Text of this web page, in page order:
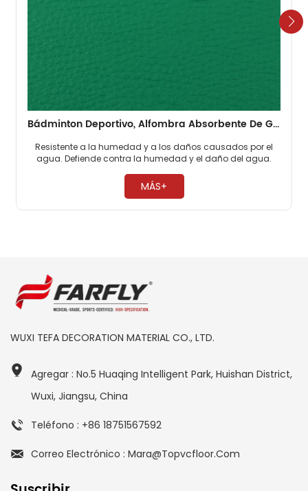
Bádminton Deportivo, Alfombra Absorbente De Golpes Para Suelo De PVC, 4,5mm, Viejo, Barato
Resistente a la humedad y a los daños causados ​​por el
agua. Defiende contra la humedad y el daño del agua.
MÁS+
WUXI TEFA DECORATION MATERIAL CO., LTD.
Agregar : No.5 Huaqing Intelligent Park, Huishan District,
Wuxi, Jiangsu, China
Teléfono : +86 18751567592
Correo Electrónico : Mara@topvcfloor.com